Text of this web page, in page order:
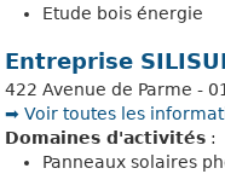
Etude bois énergie
Entreprise
422 Avenue de Parme -
➡️ Voir toutes les
Domaines d'activités :
Panneaux solaires